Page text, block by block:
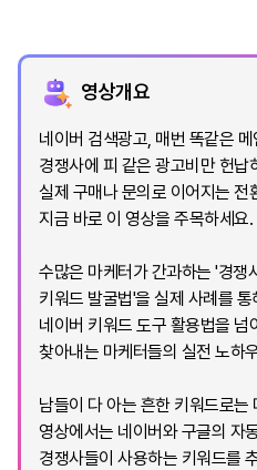
영상개요
네이버 검색광고, 매번 똑같은
경쟁사에 피 같은 광고비만 헌납
실제 구매나 문의로 이어지는 전
지금 바로 이 영상을 주목하세요.
수많은 마케터가 간과하는 '경쟁
키워드 발굴법'을 실제 사례를
네이버 키워드 도구 활용법을 넘
찾아내는 마케터들의 실전 노하
남들이 다 아는 흔한 키워드로는
영상에서는 네이버와 구글의 자
경쟁사들이 사용하는 키워드를